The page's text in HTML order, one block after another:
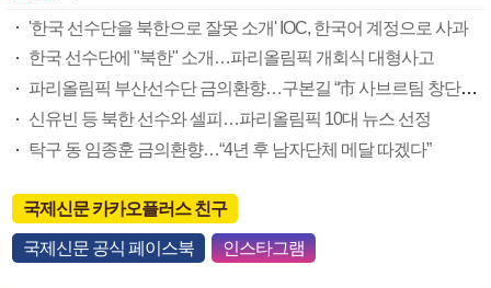
'한국 선수단을 북한으로 잘못 소개' IOC, 한국어 계정으로 사과
한국 선수단에 "북한" 소개…파리올림픽 개회식 대형사고
파리올림픽 부산선수단 금의환향…구본길 “市 사브르팀 창단해달라”
신유빈 등 북한 선수와 셀피…파리올림픽 10대 뉴스 선정
탁구 동 임종훈 금의환향…“4년 후 남자단체 메달 따겠다”
국제신문 카카오플러스 친구
국제신문 공식 페이스북 인스타그램